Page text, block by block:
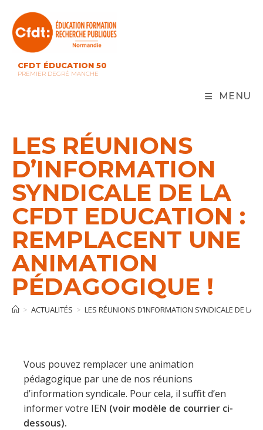
content
CFDT ÉDUCATION 50
PREMIER DEGRÉ MANCHE
MENU
LES RÉUNIONS
D’INFORMATION
SYNDICALE DE LA
CFDT EDUCATION :
REMPLACENT UNE
ANIMATION
PÉDAGOGIQUE !
> ACTUALITÉS > LES RÉUNIONS D’INFORMATION SYNDICALE DE LA
Vous pouvez remplacer une animation
pédagogique par une de nos réunions
d’information syndicale. Pour cela, il suffit d’en
informer votre IEN (voir modèle de courrier ci-
dessous).